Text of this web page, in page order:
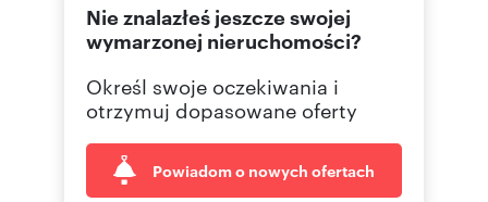
790 30 Pokaż telefon
Nie znalazłeś jeszcze swojej
wymarzonej nieruchomości?
Określ swoje oczekiwania i
otrzymuj dopasowane oferty
Powiadom o nowych ofertach